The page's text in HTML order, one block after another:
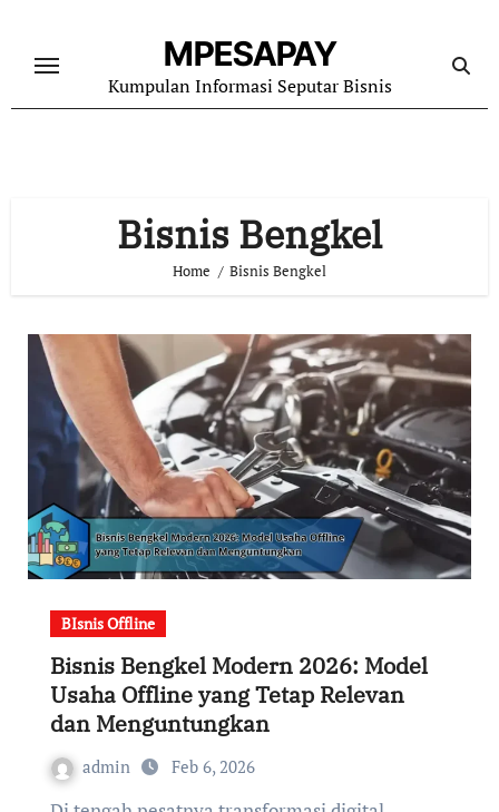
content
MPESAPAY
Kumpulan Informasi Seputar Bisnis
Bisnis Bengkel
Home Bisnis Bengkel
BIsnis Offline
Bisnis Bengkel Modern 2026: Model
Usaha Offline yang Tetap Relevan
dan Menguntungkan
admin Feb 6, 2026